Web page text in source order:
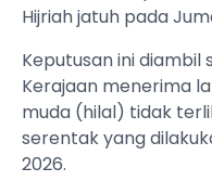
Hijriah jatuh pada
Keputusan ini diambil
Kerajaan menerima
muda (hilal) tidak
serentak yang
2026.